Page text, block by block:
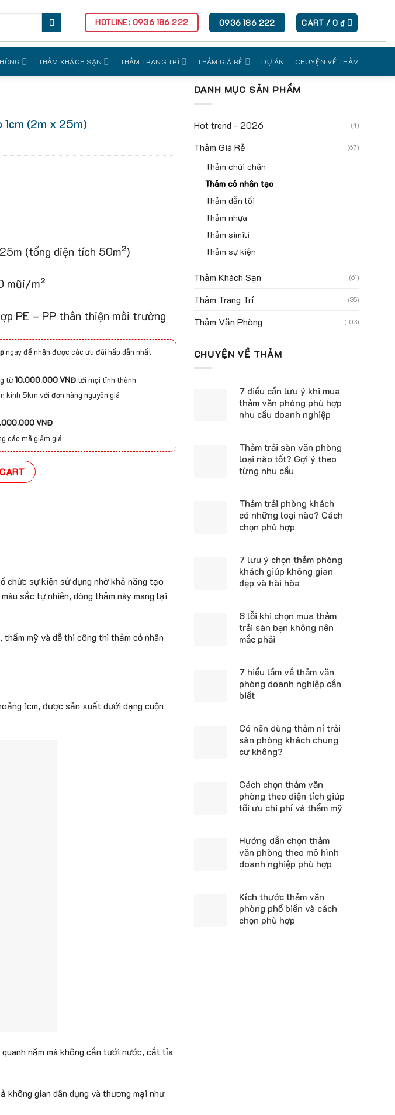
HOTLINE: 0936 186 222 0936 186 222 CART /0 ₫
THẢM KHÁCH SẠN THẢM TRANG TRÍ THẢM GIÁ RẺ DỰ ÁN CHUYỆN VỀ THẢM
(2m x 25m)
(tổng diện tích 50m²)
mũi/m²
PE – PP thân thiện môi trường
ngay để nhận được các ưu đãi hấp dẫn nhất
từ10.000.000 VNĐtới mọi tỉnh thành
kính 5km với đơn hàng nguyên giá
VNĐ
các mã giảm giá
(2m x 25m) quantity
chức sự kiện sử dụng nhờ khả năng tạo
sắc tự nhiên, dòng thảm này mang lại
mỹ và dễ thi công thì thảm cỏ nhân
1cm, được sản xuất dưới dạng cuộn
năm mà không cần tưới nước, cắt tỉa
không gian dân dụng và thương mại như
DANH MỤC SẢN PHẨM
Hot trend - 2026 (4)
Thảm Giá Rẻ (67)
Thảm chùi chân
Thảm cỏ nhân tạo
Thảm dẫn lối
Thảm nhựa
Thảm simili
Thảm sự kiện
Thảm Khách Sạn (61)
Thảm Trang Trí (35)
Thảm Văn Phòng (103)
CHUYỆN VỀ THẢM
7 điều cần lưu ý khi mua
thảm văn phòng phù hợp
nhu cầu doanh nghiệp
Thảm trải sàn văn phòng
loại nào tốt? Gợi ý theo
từng nhu cầu
Thảm trải phòng khách
có những loại nào? Cách
chọn phù hợp
7 lưu ý chọn thảm phòng
khách giúp không gian
đẹp và hài hòa
8 lỗi khi chọn mua thảm
trải sàn bạn không nên
mắc phải
7 hiểu lầm về thảm văn
phòng doanh nghiệp cần
biết
Có nên dùng thảm nỉ trải
sàn phòng khách chung
cư không?
Cách chọn thảm văn
phòng theo diện tích giúp
tối ưu chi phí và thẩm mỹ
Hướng dẫn chọn thảm
văn phòng theo mô hình
doanh nghiệp phù hợp
Kích thước thảm văn
phòng phổ biến và cách
chọn phù hợp